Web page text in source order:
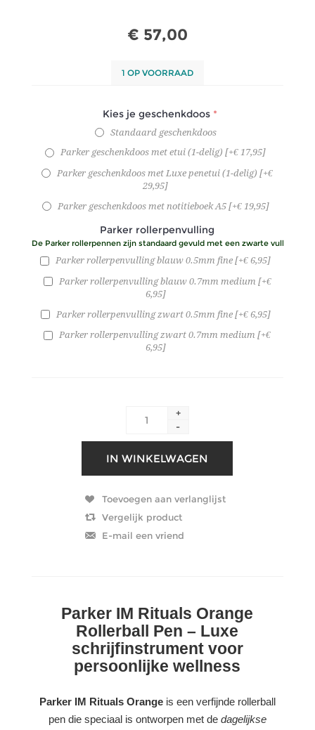
€ 57,00
1 OP VOORRAAD
Kies je geschenkdoos *
Standaard geschenkdoos
Parker geschenkdoos met etui (1-delig) [+€ 17,95]
Parker geschenkdoos met Luxe penetui (1-delig) [+€
29,95]
Parker geschenkdoos met notitieboek A5 [+€ 19,95]
Parker rollerpenvulling
De Parker rollerpennen zijn standaard gevuld met een zwarte vulling.
Parker rollerpenvulling blauw 0.5mm fine [+€ 6,95]
Parker rollerpenvulling blauw 0.7mm medium [+€
6,95]
Parker rollerpenvulling zwart 0.5mm fine [+€ 6,95]
Parker rollerpenvulling zwart 0.7mm medium [+€
6,95]
+
-
Parker IM Rituals Orange
Rollerball Pen – Luxe
schrijfinstrument voor
persoonlijke wellness
Parker IM Rituals Orangeis een verfijnde rollerball
pen die speciaal is ontworpen met de dagelijkse